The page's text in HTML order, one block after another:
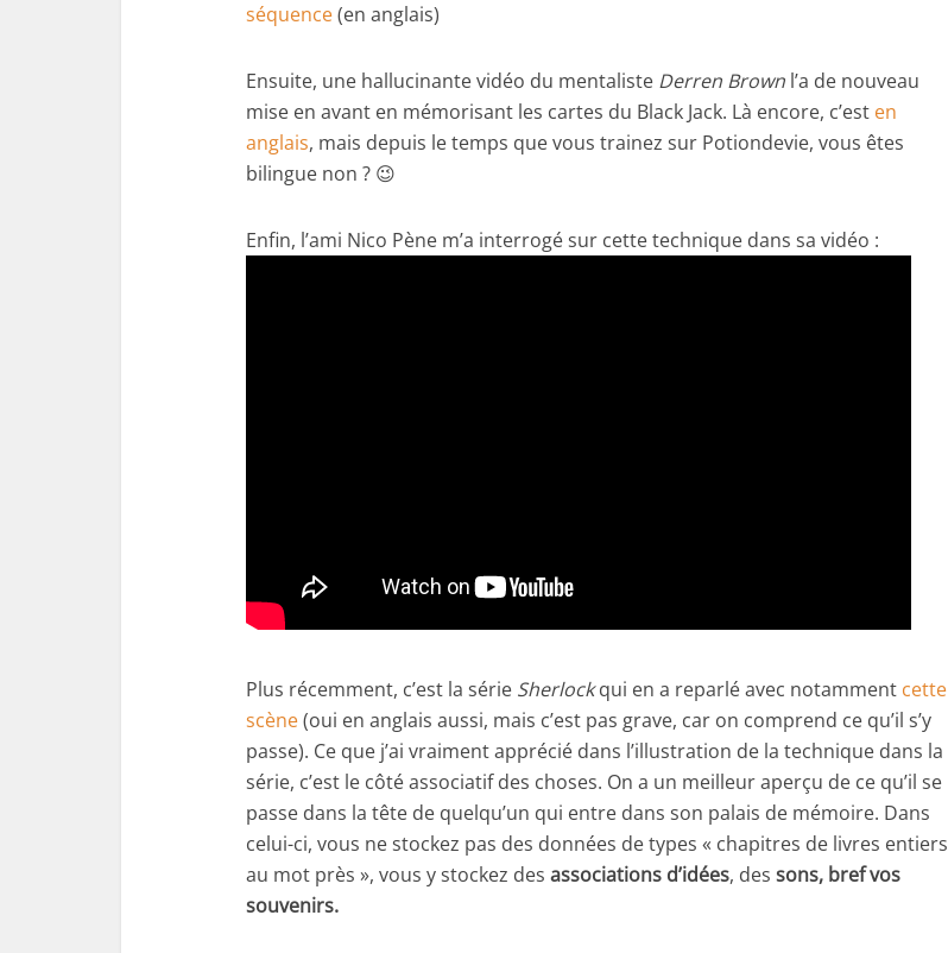
séquence(en anglais)
Ensuite, une hallucinante vidéo du mentaliste Derren Brown l’a de nouveau
mise en avant en mémorisant les cartes du Black Jack. Là encore, c’est en
anglais, mais depuis le temps que vous trainez sur Potiondevie, vous êtes
bilingue non ? 😉
Enfin, l’ami Nico Pène m’a interrogé sur cette technique dans sa vidéo :
Plus récemment, c’est la série Sherlockqui en a reparlé avec notamment cette
scène(oui en anglais aussi, mais c’est pas grave, car on comprend ce qu’il s’y
passe). Ce que j’ai vraiment apprécié dans l’illustration de la technique dans la
série, c’est le côté associatif des choses. On a un meilleur aperçu de ce qu’il se
passe dans la tête de quelqu’un qui entre dans son palais de mémoire. Dans
celui-ci, vous ne stockez pas des données de types « chapitres de livres entiers
au mot près », vous y stockez des associations d’idées, des sons, bref vos
souvenirs.